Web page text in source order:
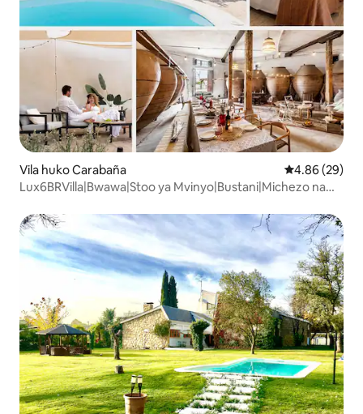
Vila huko Carabaña Ukadiriaji wa
4.86 (29)
Lux6BRVilla|Bwawa|Stoo ya Mvinyo|Bustani|Michezo na